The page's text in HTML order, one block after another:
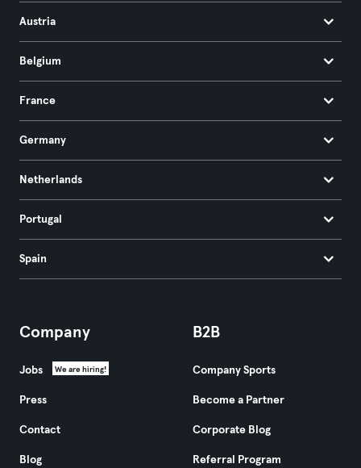
Austria
Belgium
France
Germany
Netherlands
Portugal
Spain
Company
Jobs We are hiring!
Press
Contact
Blog
B2B
Company Sports
Become a Partner
Corporate Blog
Referral Program